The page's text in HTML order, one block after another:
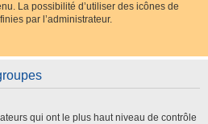
La possibilité d’utiliser des icônes de
par l’administrateur.
qui ont le plus haut niveau de contrôle